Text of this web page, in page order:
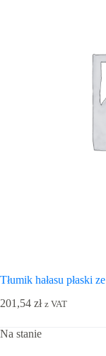
Tłumik hałasu płaski
201,54 zł z VAT
Na stanie